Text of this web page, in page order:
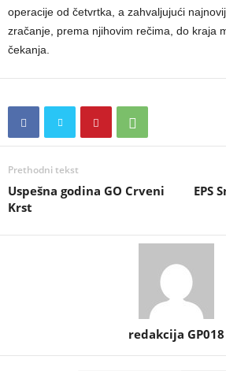
operacije od četvrtka, a zahvaljujući
zračanje, prema njihovim rečima, do kraja
čekanja.
Prethodni tekst
Uspešna godina GO Crveni
Krst
EPS
redakcija GP018